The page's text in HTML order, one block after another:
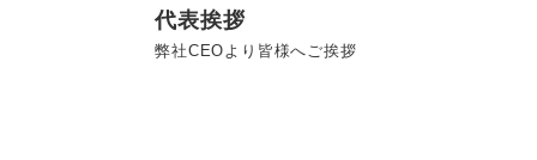
代表挨拶
弊社CEOより皆様へご挨拶